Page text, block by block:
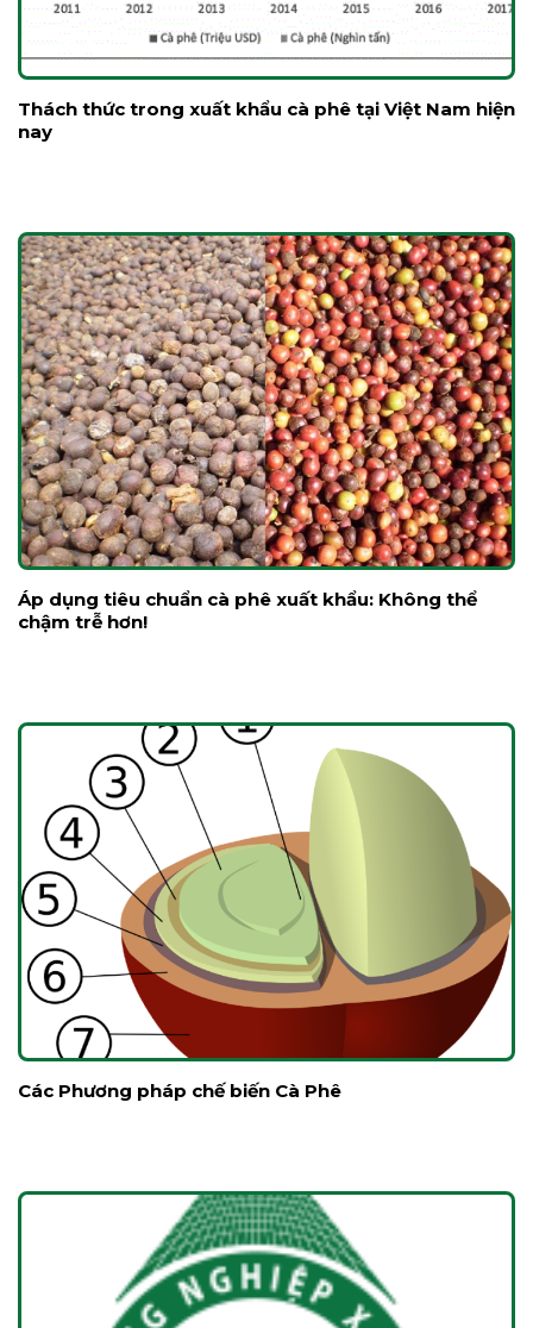
Thách thức trong xuất khẩu cà phê tại Việt Nam hiện
nay
Áp dụng tiêu chuẩn cà phê xuất khẩu: Không thể
chậm trễ hơn!
Các Phương pháp chế biến Cà Phê